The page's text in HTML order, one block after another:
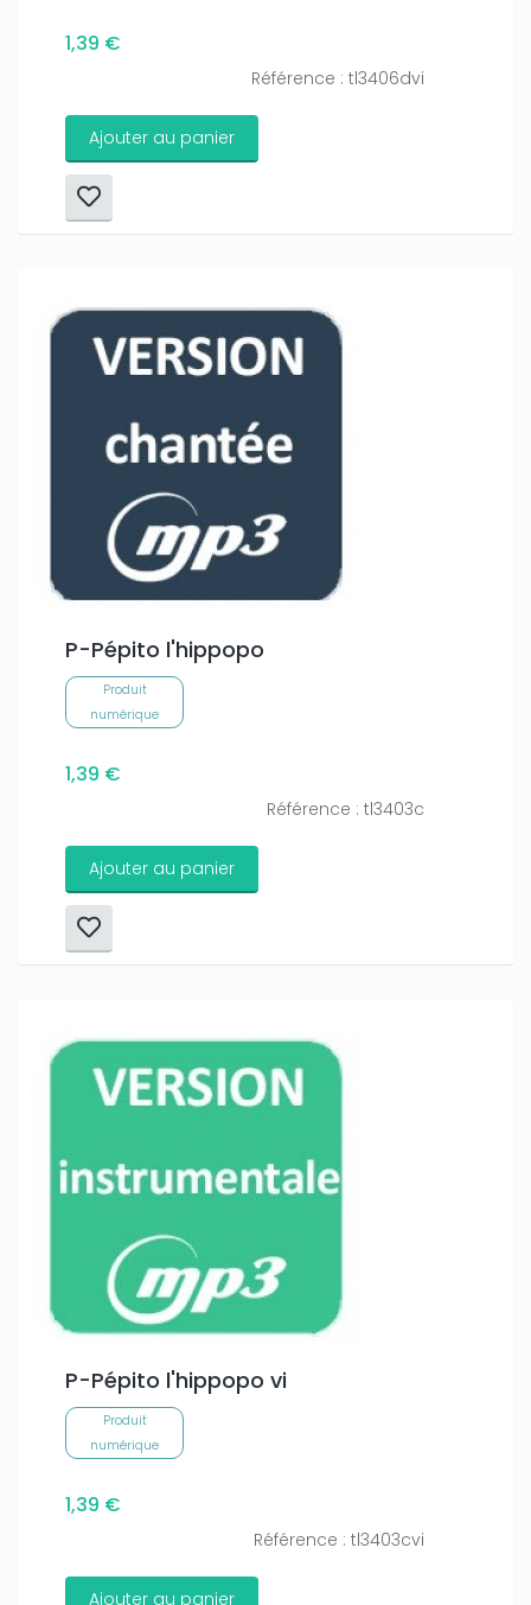
1,39 €
Référence : tl3406dvi
Ajouter au panier
P-Pépito l'hippopo
Produit
numérique
1,39 €
Référence : tl3403c
Ajouter au panier
P-Pépito l'hippopo vi
Produit
numérique
1,39 €
Référence : tl3403cvi
Ajouter au panier